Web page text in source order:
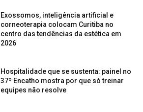
Exossomos, inteligência artificial e
corneoterapia colocam Curitiba no
centro das tendências da estética em
2026
Hospitalidade que se sustenta: painel no
37º Encatho mostra por que só treinar
equipes não resolve